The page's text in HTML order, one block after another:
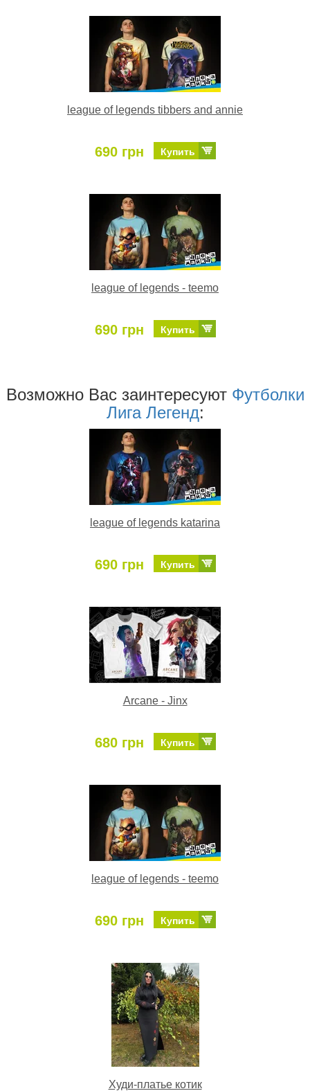
league of legends tibbers and annie
690 грн Купить
league of legends - teemo
690 грн Купить
Возможно Ваc заинтересуют Футболки
Лига Легенд:
league of legends katarina
690 грн Купить
Arcane - Jinx
680 грн Купить
league of legends - teemo
690 грн Купить
Худи-платье котик